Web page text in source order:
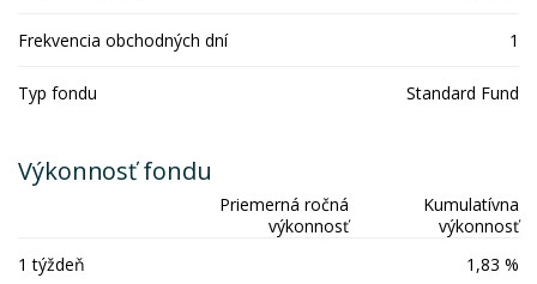
Frekvencia obchodných dní 1
Typ fondu Standard Fund
Výkonnosť fondu
Priemerná ročná
výkonnosť
Kumulatívna
výkonnosť
1 týždeň
1,83 %